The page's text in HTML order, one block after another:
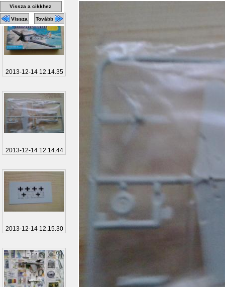
Vissza a cikkhez
Vissza Tovább
2013-12-14 12.14.35
2013-12-14 12.14.44
2013-12-14 12.15.30